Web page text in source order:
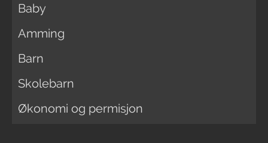
Baby
Amming
Barn
Skolebarn
Økonomi og permisjon